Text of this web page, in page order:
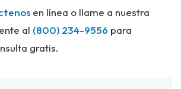
en línea o llame a nuestra
al (800) 234-9556 para
gratis.